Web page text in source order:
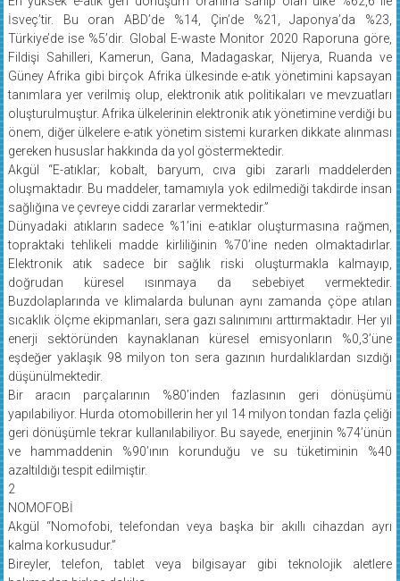
İsveç’tir. Bu oran ABD’de %14, Çin’de %21, Japonya’da %23,
Türkiye’de ise %5’dir. Global E-waste Monitor 2020 Raporuna göre,
Fildişi Sahilleri, Kamerun, Gana, Madagaskar, Nijerya, Ruanda ve
Güney Afrika gibi birçok Afrika ülkesinde e-atık yönetimini kapsayan
tanımlara yer verilmiş olup, elektronik atık politikaları ve mevzuatları
oluşturulmuştur. Afrika ülkelerinin elektronik atık yönetimine verdiği bu
önem, diğer ülkelere e-atık yönetim sistemi kurarken dikkate alınması
gereken hususlar hakkında da yol göstermektedir.
Akgül “E-atıklar; kobalt, baryum, cıva gibi zararlı maddelerden
oluşmaktadır. Bu maddeler, tamamıyla yok edilmediği takdirde insan
sağlığına ve çevreye ciddi zararlar vermektedir.”
Dünyadaki atıkların sadece %1’ini e-atıklar oluşturmasına rağmen,
topraktaki tehlikeli madde kirliliğinin %70’ine neden olmaktadırlar.
Elektronik atık sadece bir sağlık riski oluşturmakla kalmayıp,
doğrudan küresel ısınmaya da sebebiyet vermektedir.
Buzdolaplarında ve klimalarda bulunan aynı zamanda çöpe atılan
sıcaklık ölçme ekipmanları, sera gazı salınımını arttırmaktadır. Her yıl
enerji sektöründen kaynaklanan küresel emisyonların %0,3’üne
eşdeğer yaklaşık 98 milyon ton sera gazının hurdalıklardan sızdığı
düşünülmektedir.
Bir aracın parçalarının %80’inden fazlasının geri dönüşümü
yapılabiliyor. Hurda otomobillerin her yıl 14 milyon tondan fazla çeliği
geri dönüşümle tekrar kullanılabiliyor. Bu sayede, enerjinin %74’ünün
ve hammaddenin %90’ının korunduğu ve su tüketiminin %40
azaltıldığı tespit edilmiştir.
2
NOMOFOBİ
Akgül “Nomofobi, telefondan veya başka bir akıllı cihazdan ayrı
kalma korkusudur.”
Bireyler, telefon, tablet veya bilgisayar gibi teknolojik aletlere
bakmadan birkaç dakika